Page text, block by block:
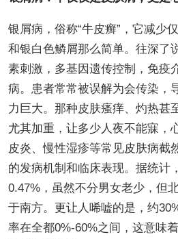
银屑病，俗称“牛皮癣”，它减少
和银白色鳞屑那么简单。往深了
素刺激，多基因遗传控制，免疫
病。患者常常被误解为会传染，
力巨大。那种皮肤瘙痒、灼热甚
尤其加重，让多少人夜不能寐，
皮炎、慢性湿疹等常见皮肤病截
的发病机制和临床表现。据统计
0.47%，虽然不分男女老少，但
于南方。更让人唏嘘的是，约
率在全都0%-60%之间，这意味